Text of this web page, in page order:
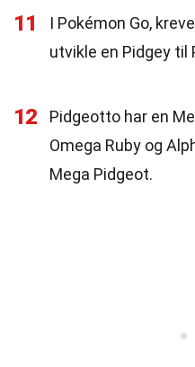
11
I Pokémon Go,
utvikle en Pidgey til
12
Pidgeotto har en
Omega Ruby og
Mega Pidgeot.